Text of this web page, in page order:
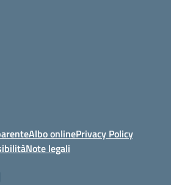
Albo onlinePrivacy Policy
Note legali